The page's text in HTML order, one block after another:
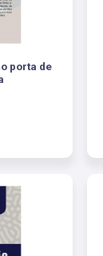
porta de